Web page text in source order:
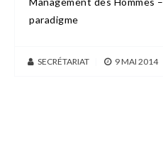
paradigme
SECRÉTARIAT 9 MAI 2014